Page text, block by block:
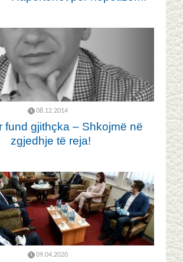
08.12.2014
fund gjithçka – Shkojmë në
zgjedhje të reja!
09.04.2020